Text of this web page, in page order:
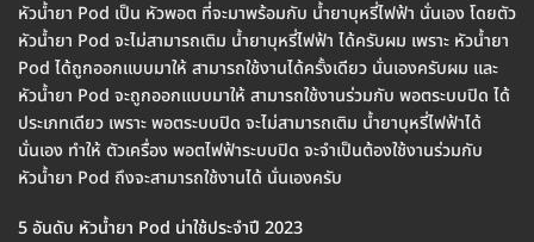
หัวน้ำยา Pod เป็น หัวพอต ที่จะมาพร้อมกับ น้ำยาบุหรี่ไฟฟ้า นั่นเอง โดยตัว
หัวน้ำยา Pod จะไม่สามารถเติม น้ำยาบุหรี่ไฟฟ้า ได้ครับผม เพราะ หัวน้ำยา
Pod ได้ถูกออกแบบมาให้ สามารถใช้งานได้ครั้งเดียว นั่นเองครับผม และ
หัวน้ำยา Pod จะถูกออกแบบมาให้ สามารถใช้งานร่วมกับ พอตระบบปิด ได้
ประเภทเดียว เพราะ พอตระบบปิด จะไม่สามารถเติม น้ำยาบุหรี่ไฟฟ้าได้
นั่นเอง ทำให้ ตัวเครื่อง พอตไฟฟ้าระบบปิด จะจำเป็นต้องใช้งานร่วมกับ
หัวน้ำยา Pod ถึงจะสามารถใช้งานได้ นั่นเองครับ
5 อันดับ หัวน้ำยา Pod น่าใช้ประจำปี 2023